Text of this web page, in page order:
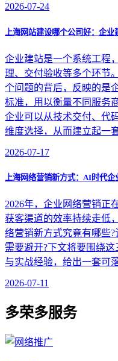
2026-07-24
上海网站建设哪个公司好：企
企业建站是一个系统工程
理、交付验收等多个环节
个问题的背后，反映的是
标准，用以衡量不同服务
企业可以从技术交付、代
维度选择，从而建立起一
2026-07-17
上海网络营销新方式：AI时代
2026年，企业网络营销正
获客渠道的效率持续走低
络营销新方式究竟有哪些
需要避开?下文将要围绕
与实战经验，给出一套可
2026-07-11
多荣多服务